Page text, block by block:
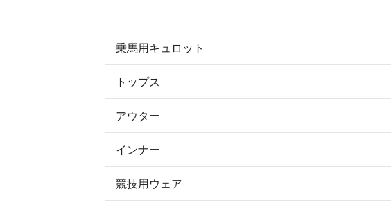
乗馬用キュロット
すべてのキュロット
フルグリップ・尻革 キュロット
ニーグリップ・膝革 キュロット
トップス
すべてのトップス
ポロシャツ
カットソー・Tシャツ・タンクトップ
アウター
すべてのアウター
コート
インナー
競技用ウェア